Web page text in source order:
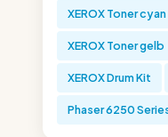
XEROX Toner cyan
XEROX Toner gelb
XEROX Drum Kit
Phaser 6250